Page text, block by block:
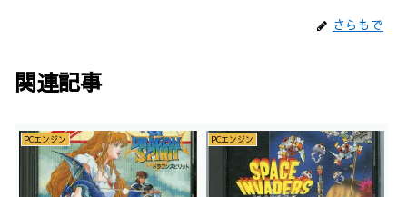
さらもで
関連記事
PCエンジン PCエンジン